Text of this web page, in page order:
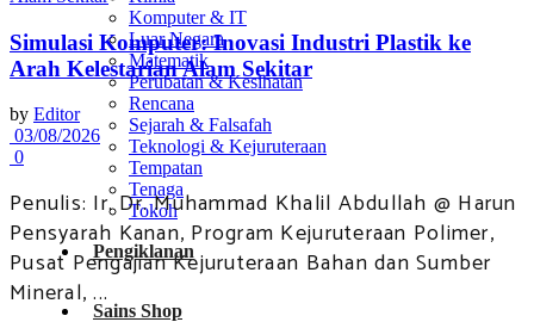
Komputer & IT
Luar Negara
Matematik
Perubatan & Kesihatan
Rencana
Sejarah & Falsafah
Teknologi & Kejuruteraan
Tempatan
Tenaga
Tokoh
Pengiklanan
Sains Shop
Simulasi Komputer: Inovasi Industri Plastik ke
Arah Kelestarian Alam Sekitar
by Editor
03/08/2026
0
Penulis: Ir. Dr. Muhammad Khalil Abdullah @ Harun
Pensyarah Kanan, Program Kejuruteraan Polimer,
Pusat Pengajian Kejuruteraan Bahan dan Sumber
Mineral, ...